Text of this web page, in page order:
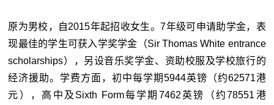
原为男校，自2015年起招收女生。7年级可申请助学金，表
现最佳的学生可获入学奖学金（Sir Thomas White entrance
scholarships），另设音乐奖学金、资助校服及学校旅行的
经济援助。学费方面，初中每学期5944英镑（约62571港
元），高中及Sixth Form每学期7462英镑（约78551港